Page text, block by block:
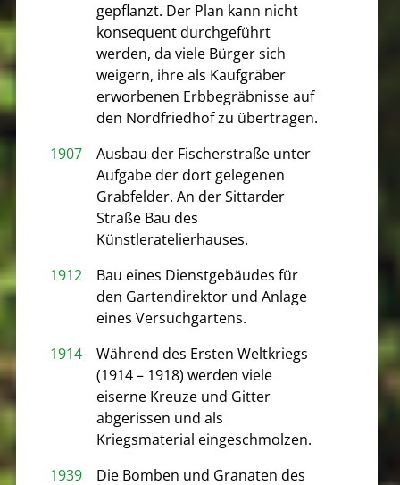
gepflanzt. Der Plan kann nicht
konsequent durchgeführt
werden, da viele Bürger sich
weigern, ihre als Kaufgräber
erworbenen Erbbegräbnisse auf
den Nordfriedhof zu übertragen.
1907
Ausbau der Fischerstraße unter
Aufgabe der dort gelegenen
Grabfelder. An der Sittarder
Straße Bau des
Künstleratelierhauses.
1912
Bau eines Dienstgebäudes für
den Gartendirektor und Anlage
eines Versuchgartens.
1914
Während des Ersten Weltkriegs
(1914 – 1918) werden viele
eiserne Kreuze und Gitter
abgerissen und als
Kriegsmaterial eingeschmolzen.
1939
Die Bomben und Granaten des